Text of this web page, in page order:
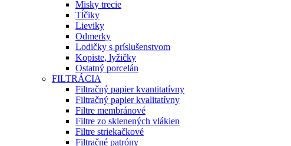
Misky trecie
Tĺčiky
Lieviky
Odmerky
Lodičky s príslušenstvom
Kopiste, lyžičky
Ostatný porcelán
FILTRÁCIA
Filtračný papier kvantitatívny
Filtračný papier kvalitatívny
Filtre membránové
Filtre zo sklenených vlákien
Filtre striekačkové
Filtračné patróny